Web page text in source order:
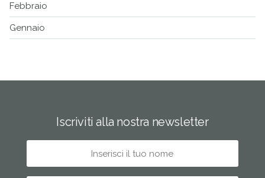
Febbraio
Gennaio
Iscriviti alla nostra newsletter